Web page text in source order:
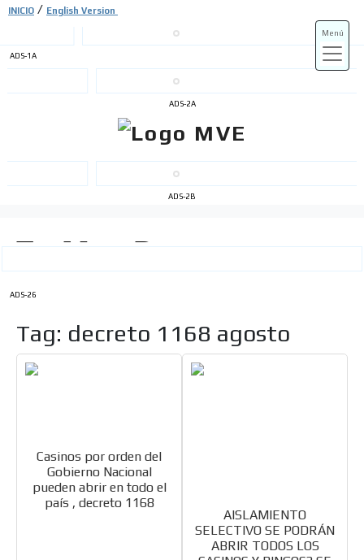
ADS-1A
ADS-2A
ADS-2B
Menú
INICIO / English Version
ADS-26
Tag: decreto 1168 agosto
Casinos por orden del
Gobierno Nacional
pueden abrir en todo el
país , decreto 1168
AISLAMIENTO
SELECTIVO SE PODRÁN
ABRIR TODOS LOS